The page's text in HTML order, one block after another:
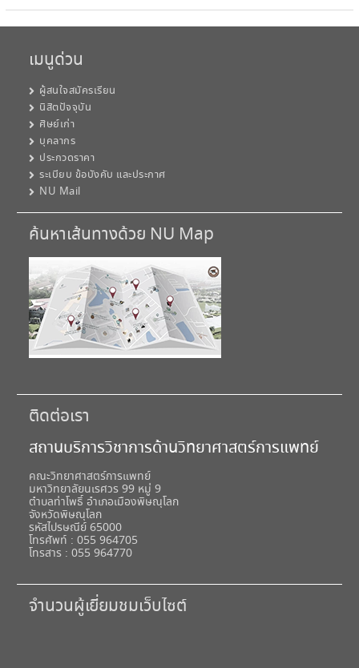
เมนูด่วน
ผู้สนใจสมัครเรียน
นิสิตปัจจุบัน
ศิษย์เก่า
บุคลากร
ประกวดราคา
ระเบียบ ข้อบังคับ และประกาศ
NU Mail
ค้นหาเส้นทางด้วย NU Map
ติดต่อเรา
สถานบริการวิชาการด้านวิทยาศาสตร์การแพทย์
คณะวิทยาศาสตร์การแพทย์
มหาวิทยาลัยนเรศวร 99 หมู่ 9
ตำบลท่าโพธิ์ อำเภอเมืองพิษณุโลก
จังหวัดพิษณุโลก
รหัสไปรษณีย์ 65000
โทรศัพท์ : 055 964705
โทรสาร : 055 964770
จำนวนผู้เยี่ยมชมเว็บไซต์